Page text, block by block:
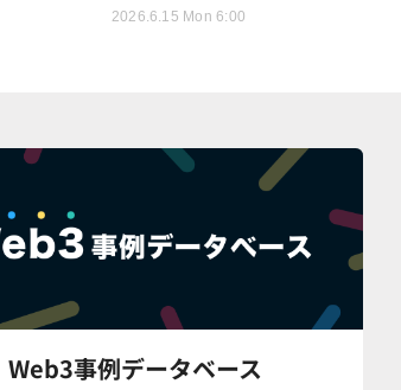
2026.6.15 Mon 6:00
Web3事例データベース